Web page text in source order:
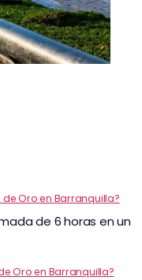
de Oro en Barranquilla?
de 6 horas en un
Oro en Barranquilla?